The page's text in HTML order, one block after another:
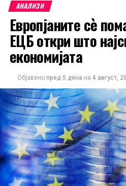
извезувала 3,7% повеќе
период лани, а увозот е
земјите членки на Европската
додека испораките кон
зголемиле за 0,3%. Наспроти
Податоците укажуваат дека
постепено закрепнува, иако
предупредуваат дека
зависи од идната
економски услови.
АНАЛИЗИ
Европјаните сè
ЕЦБ откри што
економијата
Објавено пред 5 дена на 4 август,